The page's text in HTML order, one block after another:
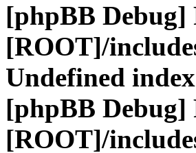
[phpBB Debug]
[ROOT]/
Undefined
[phpBB Debug]
[ROOT]/